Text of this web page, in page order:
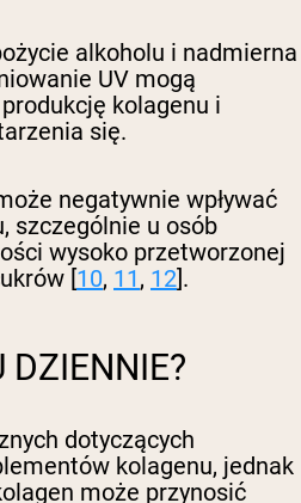
alkoholu i nadmierna
UV mogą
kolagenu i
się.
negatywnie wpływać
szczególnie u osób
wysoko przetworzonej
[10, 11, 12].
DZIENNIE?
dotyczących
kolagenu, jednak
może przynosić